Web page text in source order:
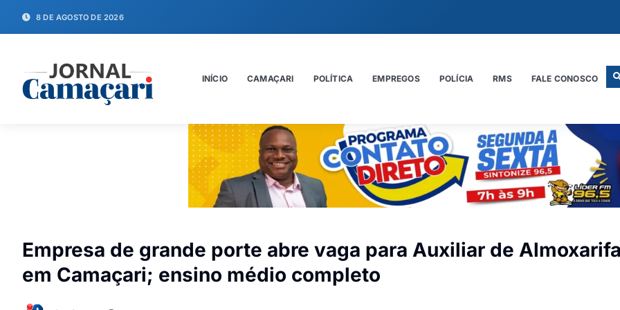
8 DE AGOSTO DE 2026
INÍCIO CAMAÇARI POLÍTICA EMPREGOS POLÍCIA RMS FALE CONOSCO
Empresa de grande porte abre vaga para Auxiliar de
em Camaçari; ensino médio completo